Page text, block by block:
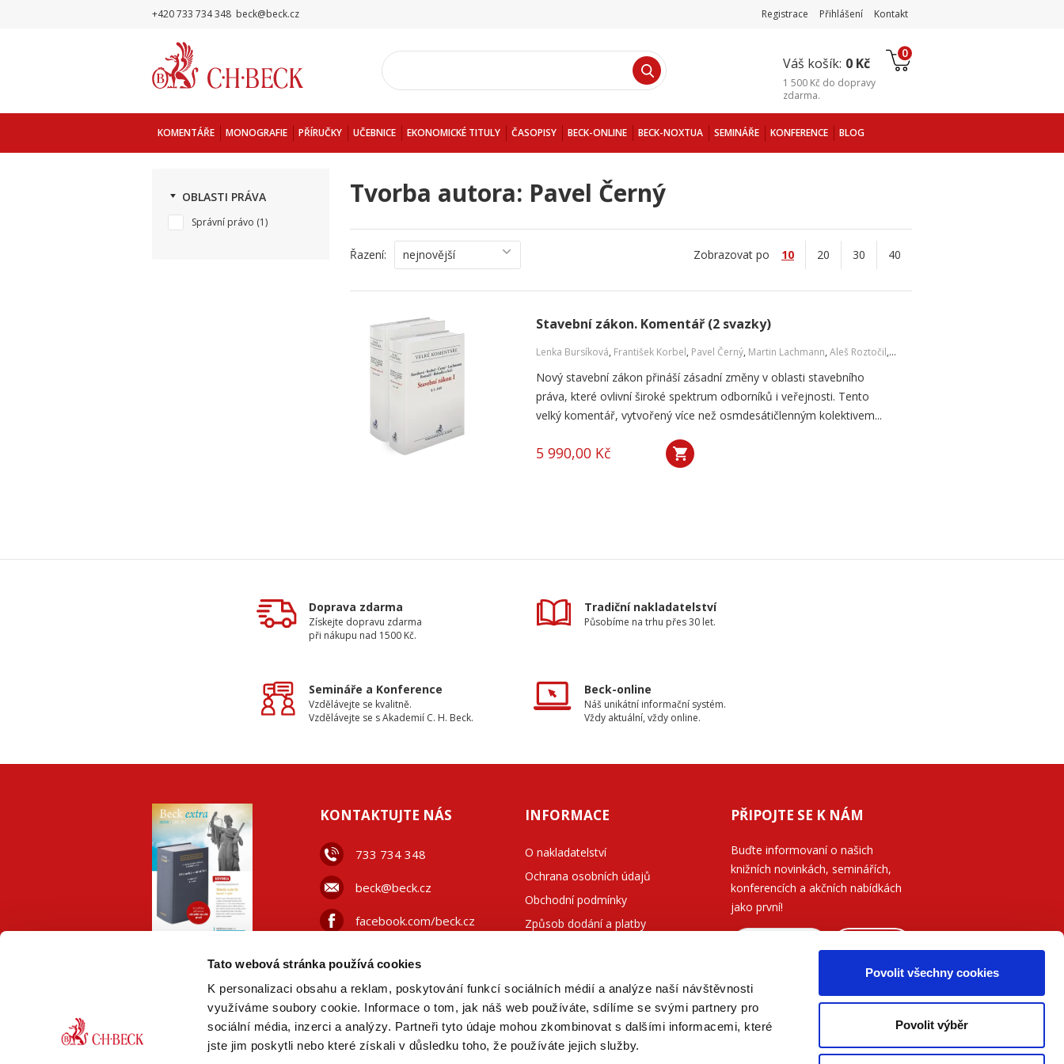
Tato webová stránka používá cookies
K personalizaci obsahu a reklam, poskytování funkcí sociálních médií a analýze naší návštěvnosti
využíváme soubory cookie. Informace o tom, jak náš web používáte, sdílíme se svými partnery pro
sociální média, inzerci a analýzy. Partneři tyto údaje mohou zkombinovat s dalšími informacemi, které
jste jim poskytli nebo které získali v důsledku toho, že používáte jejich služby.
Povolit všechny cookies
Povolit výběr
+420 733 734 348 beck@beck.cz Registrace Přihlášení Kontakt
Váš košík: 0 Kč
0
1 500 Kč do dopravy
zdarma.
KOMENTÁŘE MONOGRAFIE PŘÍRUČKY UČEBNICE EKONOMICKÉ TITULY ČASOPISY BECK-ONLINE BECK-NOXTUA SEMINÁŘE KONFERENCE BLOG
OBLASTI PRÁVA
Správní právo (1)
Tvorba autora: Pavel Černý
Řazení: nejnovější Zobrazovat po 10 20 30 40
Stavební zákon. Komentář (2 svazky)
Lenka Bursíková, František Korbel, Pavel Černý, Martin Lachmann, Aleš Roztočil, David Bohadlo
Nový stavební zákon přináší zásadní změny v oblasti stavebního
práva, které ovlivní široké spektrum odborníků i veřejnosti. Tento
velký komentář, vytvořený více než osmdesátičlenným kolektivem...
5 990,00 Kč
Doprava zdarma
Získejte dopravu zdarma
při nákupu nad 1500 Kč.
Tradiční nakladatelství
Působíme na trhu přes 30 let.
Semináře a Konference
Vzdělávejte se kvalitně.
Vzdělávejte se s Akademií C. H. Beck.
Beck-online
Náš unikátní informační systém.
Vždy aktuální, vždy online.
PDF
VERZE
KONTAKTUJTE NÁS
733 734 348
beck@beck.cz
facebook.com/beck.cz
INFORMACE
O nakladatelství
Ochrana osobních údajů
Obchodní podmínky
Způsob dodání a platby
PŘIPOJTE SE K NÁM
Buďte informovaní o našich
knižních novinkách, seminářích,
konferencích a akčních nabídkách
jako první!
Přečtěte si, jak naše nakladatelství
nakládá s Vašimi
osobními údaji.